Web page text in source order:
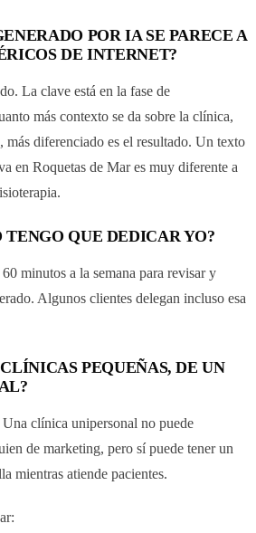
POR IA SE PARECE A
DE INTERNET?
La clave está en la fase de
más contexto se da sobre la clínica,
más diferenciado es el resultado. Un texto
en Roquetas de Mar es muy diferente a
QUE DEDICAR YO?
minutos a la semana para revisar y
Algunos clientes delegan incluso esa
PEQUEÑAS, DE UN
Una clínica unipersonal no puede
de marketing, pero sí puede tener un
mientras atiende pacientes.